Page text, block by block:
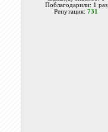
Поблагодарили: 1 раз
Репутация:731